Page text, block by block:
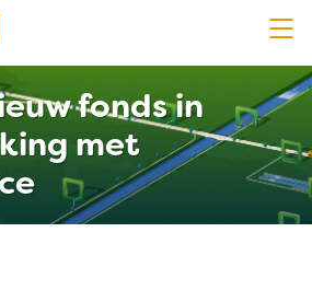
fonds in
met